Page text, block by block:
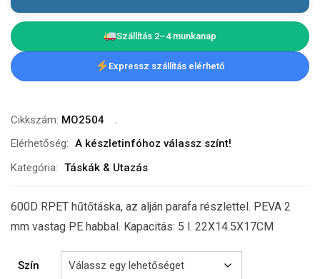
Szállítás 2–4 munkanap
Expressz szállítás elérhető
Cikkszám: MO2504
Elérhetőség: A készletinfóhoz válassz színt!
Kategória: Táskák & Utazás
600D RPET hűtőtáska, az alján parafa részlettel. PEVA 2
mm vastag PE habbal. Kapacitás: 5 l. 22X14.5X17CM
Szín